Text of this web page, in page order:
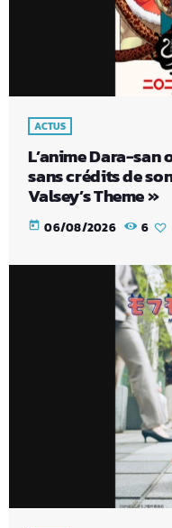
ACTUS
L’anime Dara-
sans crédits de
Valsey’s Theme »
today 06/08/2026 6